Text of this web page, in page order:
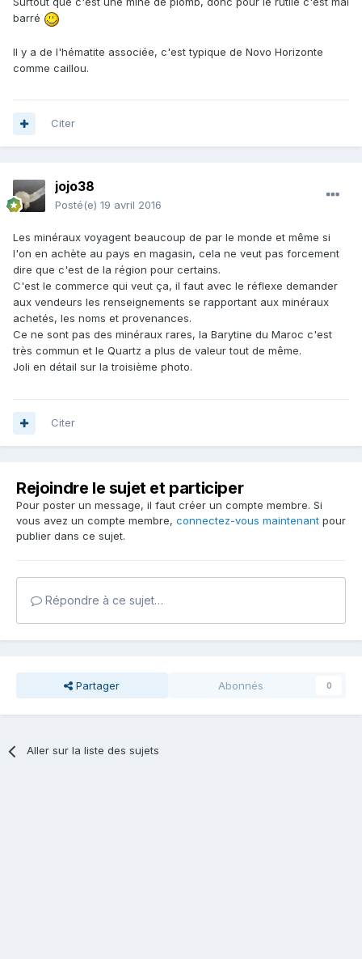
barré
Il y a de l'hématite associée, c'est typique de Novo Horizonte
comme caillou.
Citer
jojo38
Posté(e) 19 avril 2016
Les minéraux voyagent beaucoup de par le monde et même si
l'on en achète au pays en magasin, cela ne veut pas forcement
dire que c'est de la région pour certains.
C'est le commerce qui veut ça, il faut avec le réflexe demander
aux vendeurs les renseignements se rapportant aux minéraux
achetés, les noms et provenances.
Ce ne sont pas des minéraux rares, la Barytine du Maroc c'est
très commun et le Quartz a plus de valeur tout de même.
Joli en détail sur la troisième photo.
Citer
Rejoindre le sujet et participer
Pour poster un message, il faut créer un compte membre. Si
vous avez un compte membre, connectez-vous maintenant pour
publier dans ce sujet.
Répondre à ce sujet…
Partager Abonnés 0
Aller sur la liste des sujets